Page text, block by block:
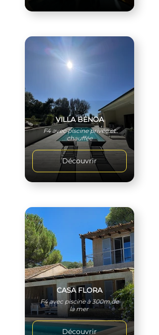
VILLA BENOA
F4 avec piscine privée et
chauffée
Découvrir
CASA FLORA
F4 avec piscine à 300m de
la mer
Découvrir